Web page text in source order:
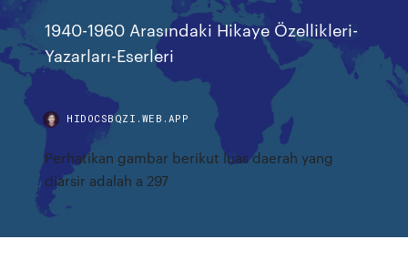
1940-1960 Arasındaki Hikaye Özellikleri-
Yazarları-Eserleri
HIDOCSBQZI.WEB.APP
Perhatikan gambar berikut luas daerah yang
diarsir adalah a 297